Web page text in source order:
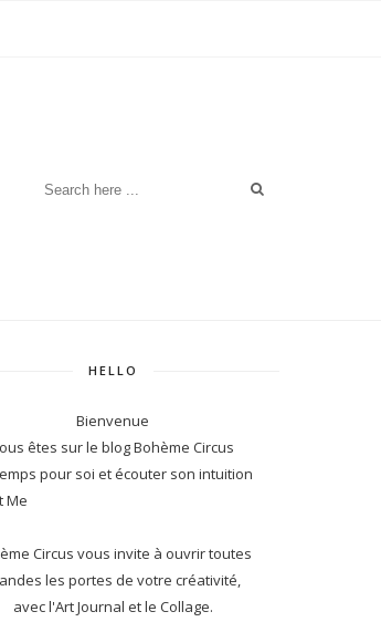
HELLO
Bienvenue
êtes sur le blog Bohème Circus
pour soi et écouter son intuition
Circus vous invite à ouvrir toutes
les portes de votre créativité,
avec l'Art Journal et le Collage.